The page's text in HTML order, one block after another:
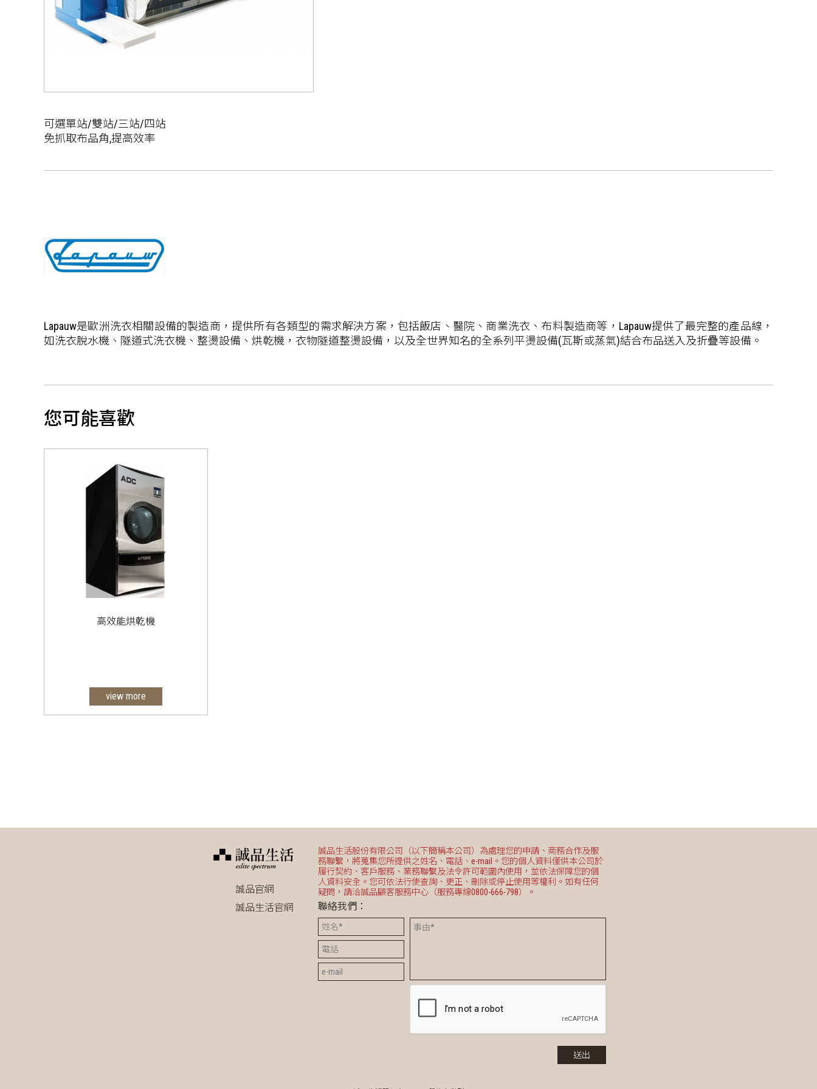
可選單站/雙站/三站/四站
免抓取布品角,提高效率
Lapauw是歐洲洗衣相關設備的製造商，提供所有各類型的需求解決方案，包括飯店、醫院、商業洗衣、布料製造商等，Lapauw提供了最完整的產品線，
如洗衣脫水機、隧道式洗衣機、整燙設備、烘乾機，衣物隧道整燙設備，以及全世界知名的全系列平燙設備(瓦斯或蒸氣)結合布品送入及折疊等設備。
您可能喜歡
高效能烘乾機
一、投幣式烘乾機
二、傳統式烘乾機
view more
誠品官網
誠品生活官網
誠品生活股份有限公司（以下簡稱本公司）為處理您的申請、商務合作及服
務聯繫，將蒐集您所提供之姓名、電話、e-mail。您的個人資料僅供本公司於
履行契約、客戶服務、業務聯繫及法令許可範圍內使用，並依法保障您的個
人資料安全。您可依法行使查詢、更正、刪除或停止使用等權利。如有任何
疑問，請洽誠品顧客服務中心（服務專線0800-666-798）。
聯絡我們：